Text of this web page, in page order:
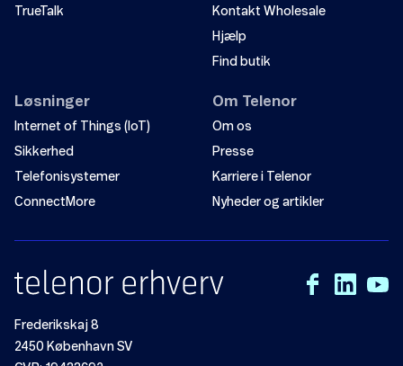
TrueTalk
Kontakt Wholesale
Hjælp
Find butik
Løsninger
Internet of Things (IoT)
Sikkerhed
Telefonisystemer
ConnectMore
Om Telenor
Om os
Presse
Karriere i Telenor
Nyheder og artikler
Frederikskaj 8
2450 København SV